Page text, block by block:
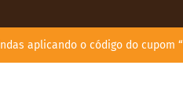
aplicando o código do cupom “